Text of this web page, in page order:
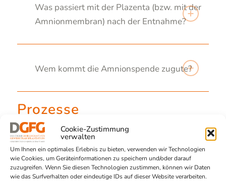
Cookie-Zustimmung
verwalten
Um Ihnen ein optimales Erlebnis zu bieten, verwenden wir Technologien
wie Cookies, um Geräteinformationen zu speichern und/oder darauf
zuzugreifen. Wenn Sie diesen Technologien zustimmen, können wir Daten
wie das Surfverhalten oder eindeutige IDs auf dieser Website verarbeiten.
Was passiert mit der Plazenta (bzw. mit der
Amnionmembran) nach der Entnahme?
Wem kommt die Amnionspende zugute?
Prozesse
Wie lange dauert eine Spende?